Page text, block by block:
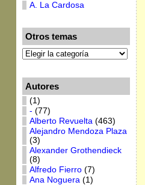
A. La Cardosa
Otros temas
Autores
(1)
- (77)
Alberto Revuelta(463)
Alejandro Mendoza Plaza
(3)
Alexander Grothendieck
(8)
Alfredo Fierro(7)
Ana Noguera(1)